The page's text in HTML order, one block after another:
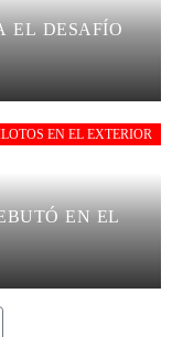
EL DESAFÍO
EN EL EXTERIOR
EN EL